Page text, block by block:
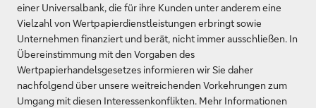
einer Universalbank, die für ihre Kunden unter anderem eine
Vielzahl von Wertpapierdienstleistungen erbringt sowie
Unternehmen finanziert und berät, nicht immer ausschließen. In
Übereinstimmung mit den Vorgaben des
Wertpapierhandelsgesetzes informieren wir Sie daher
nachfolgend über unsere weitreichenden Vorkehrungen zum
Umgang mit diesen Interessenkonflikten. Mehr Informationen